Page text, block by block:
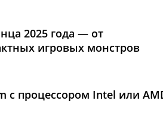
2025 года — от
игровых монстров
с процессором Intel или